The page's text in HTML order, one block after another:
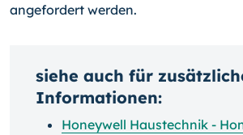
angefordert werden.
siehe auch für
Informationen:
Honeywell Haustechnik -